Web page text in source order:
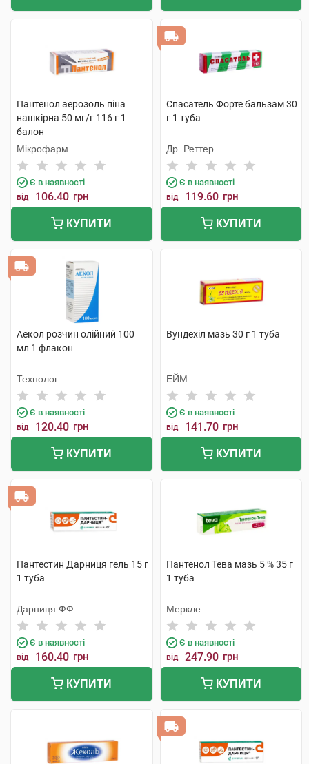
Пантенол аерозоль піна
нашкірна 50 мг/г 116 г 1
балон
Мікрофарм
Є в наявності
від 106.40 грн
КУПИТИ
Спасатель Форте бальзам 30
г 1 туба
Др. Реттер
Є в наявності
від 119.60 грн
КУПИТИ
Аекол розчин олійний 100
мл 1 флакон
Технолог
Є в наявності
від 120.40 грн
КУПИТИ
Вундехіл мазь 30 г 1 туба
ЕЙМ
Є в наявності
від 141.70 грн
КУПИТИ
Пантестин Дарниця гель 15 г
1 туба
Дарниця ФФ
Є в наявності
від 160.40 грн
КУПИТИ
Пантенол Тева мазь 5 % 35 г
1 туба
Меркле
Є в наявності
від 247.90 грн
КУПИТИ